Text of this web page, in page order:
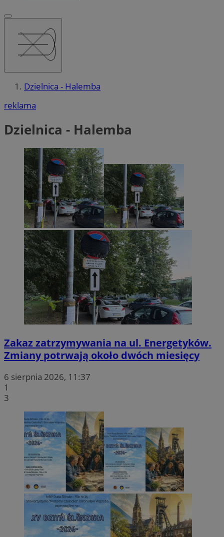
Dzielnica - Halemba
reklama
Dzielnica - Halemba
Zakaz zatrzymywania na ul. Energetyków.
Zmiany potrwają około dwóch miesięcy
6 sierpnia 2026, 11:37
1
3